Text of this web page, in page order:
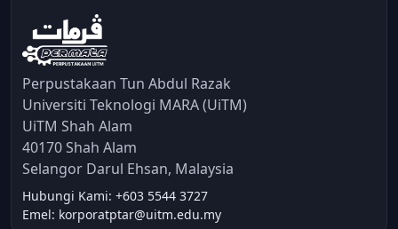
Perpustakaan Tun Abdul Razak
Universiti Teknologi MARA (UiTM)
UiTM Shah Alam
40170 Shah Alam
Selangor Darul Ehsan, Malaysia
Hubungi Kami: +603 5544 3727
Emel: korporatptar@uitm.edu.my